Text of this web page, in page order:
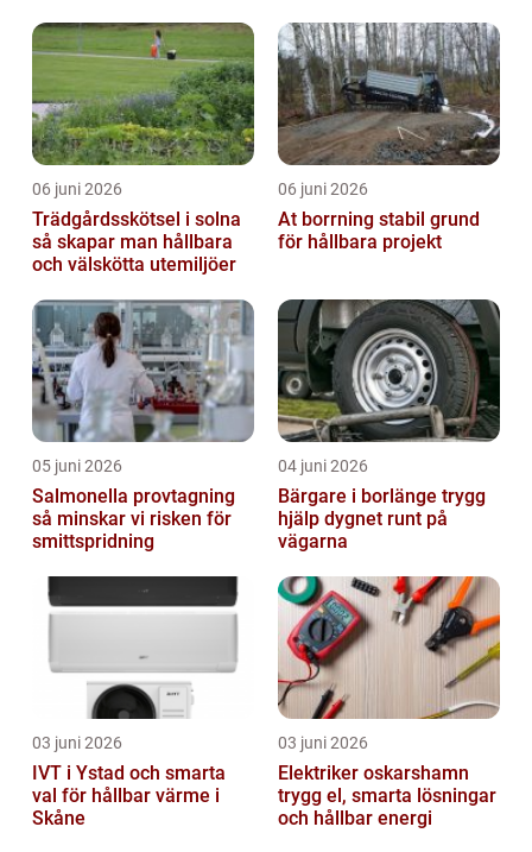
06 juni 2026
Trädgårdsskötsel i solna
så skapar man hållbara
och välskötta utemiljöer
06 juni 2026
At borrning stabil grund
för hållbara projekt
05 juni 2026
Salmonella provtagning
så minskar vi risken för
smittspridning
04 juni 2026
Bärgare i borlänge trygg
hjälp dygnet runt på
vägarna
03 juni 2026
IVT i Ystad och smarta
val för hållbar värme i
Skåne
03 juni 2026
Elektriker oskarshamn
trygg el, smarta lösningar
och hållbar energi